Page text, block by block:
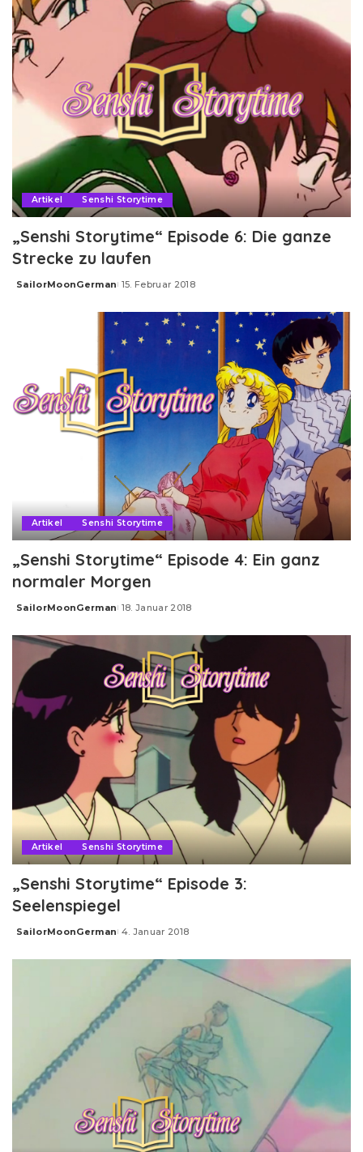
Artikel Senshi Storytime
„Senshi Storytime“ Episode 6: Die ganze
Strecke zu laufen
Posted
SailorMoonGerman 15. Februar 2018
Artikel Senshi Storytime
„Senshi Storytime“ Episode 4: Ein ganz
normaler Morgen
Posted
SailorMoonGerman 18. Januar 2018
Artikel Senshi Storytime
„Senshi Storytime“ Episode 3:
Seelenspiegel
Posted
SailorMoonGerman 4. Januar 2018